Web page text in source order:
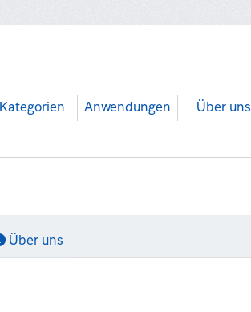
Kategorien Anwendungen Über uns
Über uns